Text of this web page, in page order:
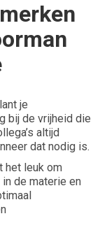
je
bij de vrijheid die
altijd
dat nodig is.
het leuk om
de materie en